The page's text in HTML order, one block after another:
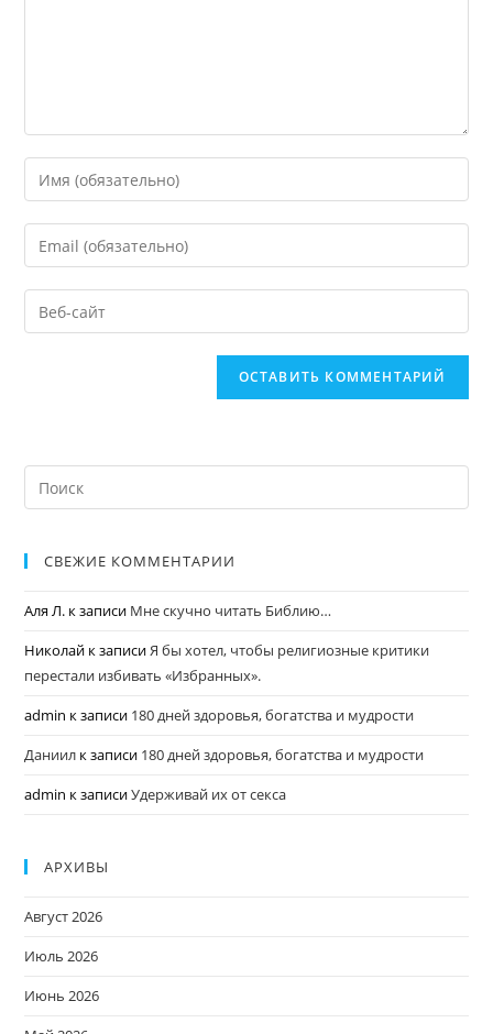
СВЕЖИЕ КОММЕНТАРИИ
Аля Л. к записи Мне скучно читать Библию…
Николай к записиЯ бы хотел, чтобы религиозные критики
перестали избивать «Избранных».
admin к записи 180 дней здоровья, богатства и мудрости
Даниил к записи 180 дней здоровья, богатства и мудрости
admin к записиУдерживай их от секса
АРХИВЫ
Август 2026
Июль 2026
Июнь 2026